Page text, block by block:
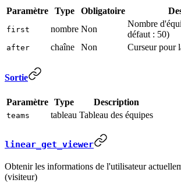
Paramètre Type Obligatoire
first nombre Non
Nombre
défaut : 50)
after chaîne Non Curseur pour
Sortie
Paramètre Type Description
teams tableau Tableau des équipes
linear_get_viewer
Obtenir les informations de l'utilisateur
(visiteur)